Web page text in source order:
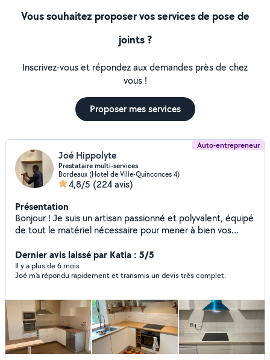
Vous souhaitez proposer vos services de pose de
joints ?
Inscrivez-vous et répondez aux demandes près de chez
vous !
Proposer mes services
Auto-entrepreneur
Joé Hippolyte
Prestataire multi-services
Bordeaux (Hotel de Ville-Quinconces 4)
4,8/5 (224 avis)
Présentation
Bonjour ! Je suis un artisan passionné et polyvalent, équipé
de tout le matériel nécessaire pour mener à bien vos
Rigoureux et fiable, je m'engage à vous fournir un travail
soigné et rapide, en respectant vos attentes. Voici
quelques-unes de mes compétences clés : Montage de
Raccordement d'électroménager Montage de meubles en
kit Plomberie Pose de luminaires Bricolage divers Jardinage
Déménagement Disponible et à l'écoute, je suis là pour
vous accompagner de A à Z, quel que soit le chantier, du
plus simple au plus complexe. N'hésitez pas à me
Dernier avis laissé par Katia : 5/5
Il y a plus de 6 mois
Joé m'a répondu rapidement et transmis un devis très complet.